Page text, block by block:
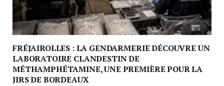
FRÉJAIROLLES : LA GENDARMERIE DÉCOUVRE UN
LABORATOIRE CLANDESTIN DE
MÉTHAMPHÉTAMINE, UNE PREMIÈRE POUR LA
JIRS DE BORDEAUX